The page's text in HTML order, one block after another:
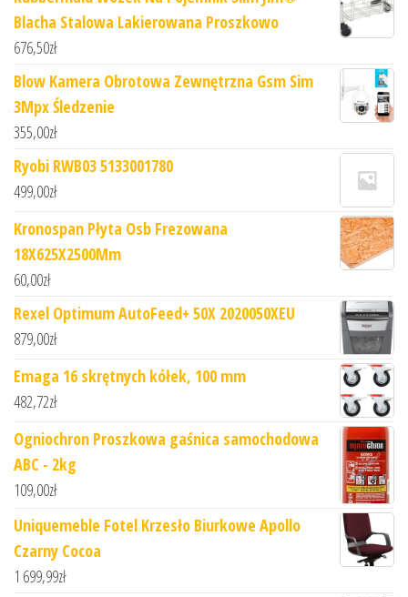
Blacha Stalowa Lakierowana Proszkowo
676,50zł
Blow Kamera Obrotowa Zewnętrzna Gsm Sim
3Mpx Śledzenie
355,00zł
Ryobi RWB03 5133001780
499,00zł
Kronospan Płyta Osb Frezowana
18X625X2500Mm
60,00zł
Rexel Optimum AutoFeed+ 50X 2020050XEU
879,00zł
Emaga 16 skrętnych kółek, 100 mm
482,72zł
Ogniochron Proszkowa gaśnica samochodowa
ABC - 2kg
109,00zł
Uniquemeble Fotel Krzesło Biurkowe Apollo
Czarny Cocoa
1 699,99zł